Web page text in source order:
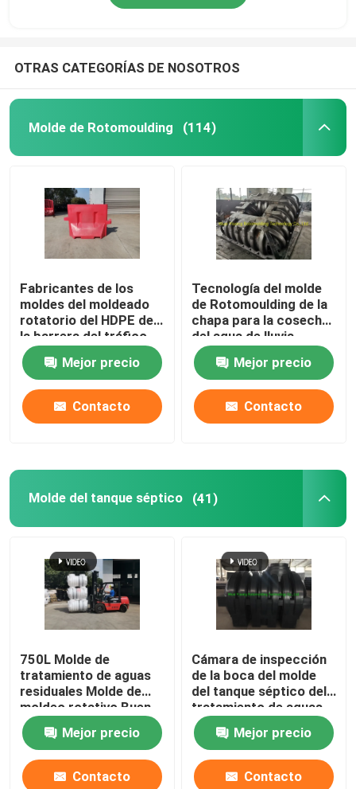
OTRAS CATEGORÍAS DE NOSOTROS
Molde de Rotomoulding (114)
Fabricantes de los
moldes del moldeado
rotatorio del HDPE de
la barrera del tráfico
Mejor precio
Contacto
Tecnología del molde
de Rotomoulding de la
chapa para la cosecha
del agua de lluvia
Mejor precio
Contacto
Molde del tanque séptico (41)
750L Molde de
tratamiento de aguas
residuales Molde de
moldeo rotativo Buen
precio Alta calidad
Molde de depósito
séptico SMC
Mejor precio
Contacto
Cámara de inspección
de la boca del molde
del tanque séptico del
tratamiento de aguas
residuales 1500L
Mejor precio
Contacto